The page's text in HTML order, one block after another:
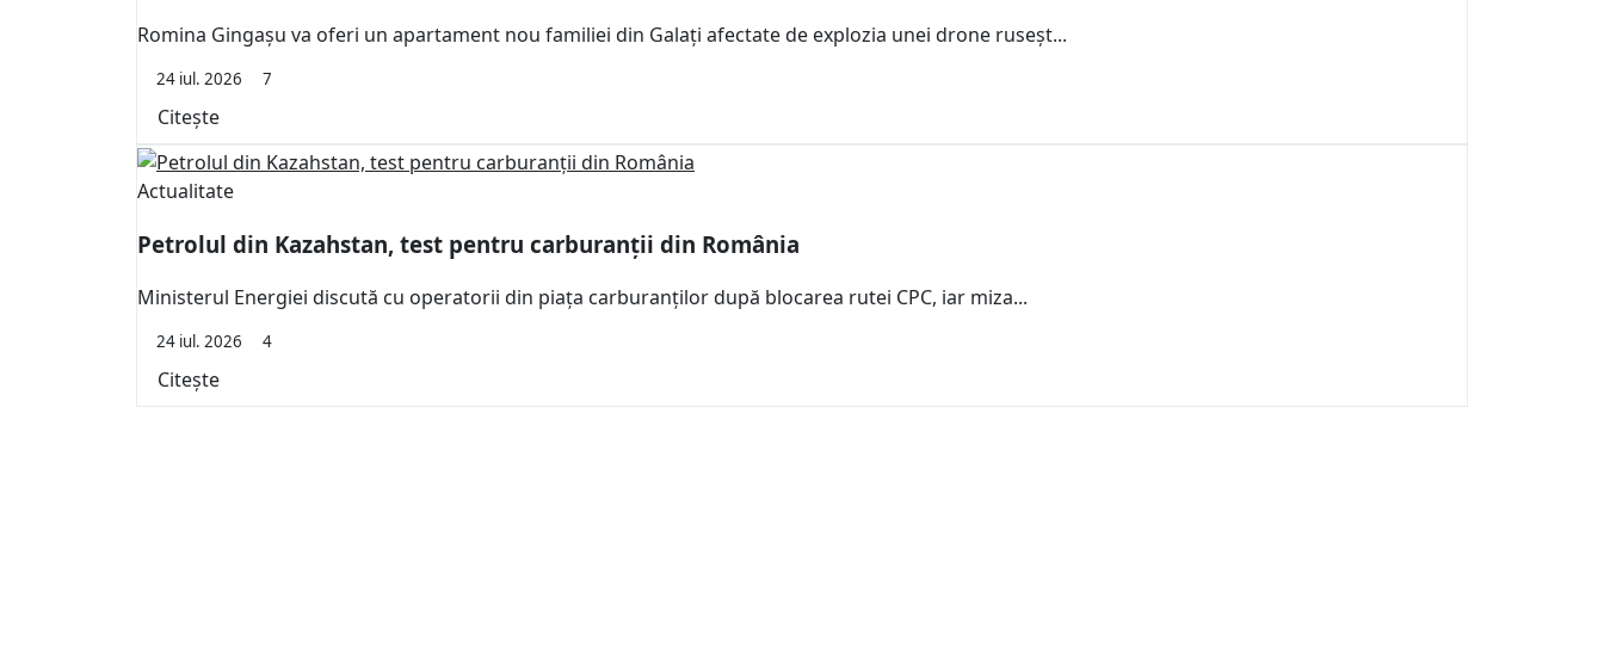
Romina Gingașu va oferi un apartament nou familiei din Galați afectate de explozia unei drone ruseșt...
24 iul. 2026 7
Citește
Actualitate
Petrolul din Kazahstan, test pentru carburanții din România
Ministerul Energiei discută cu operatorii din piața carburanților după blocarea rutei CPC, iar miza...
24 iul. 2026 4
Citește